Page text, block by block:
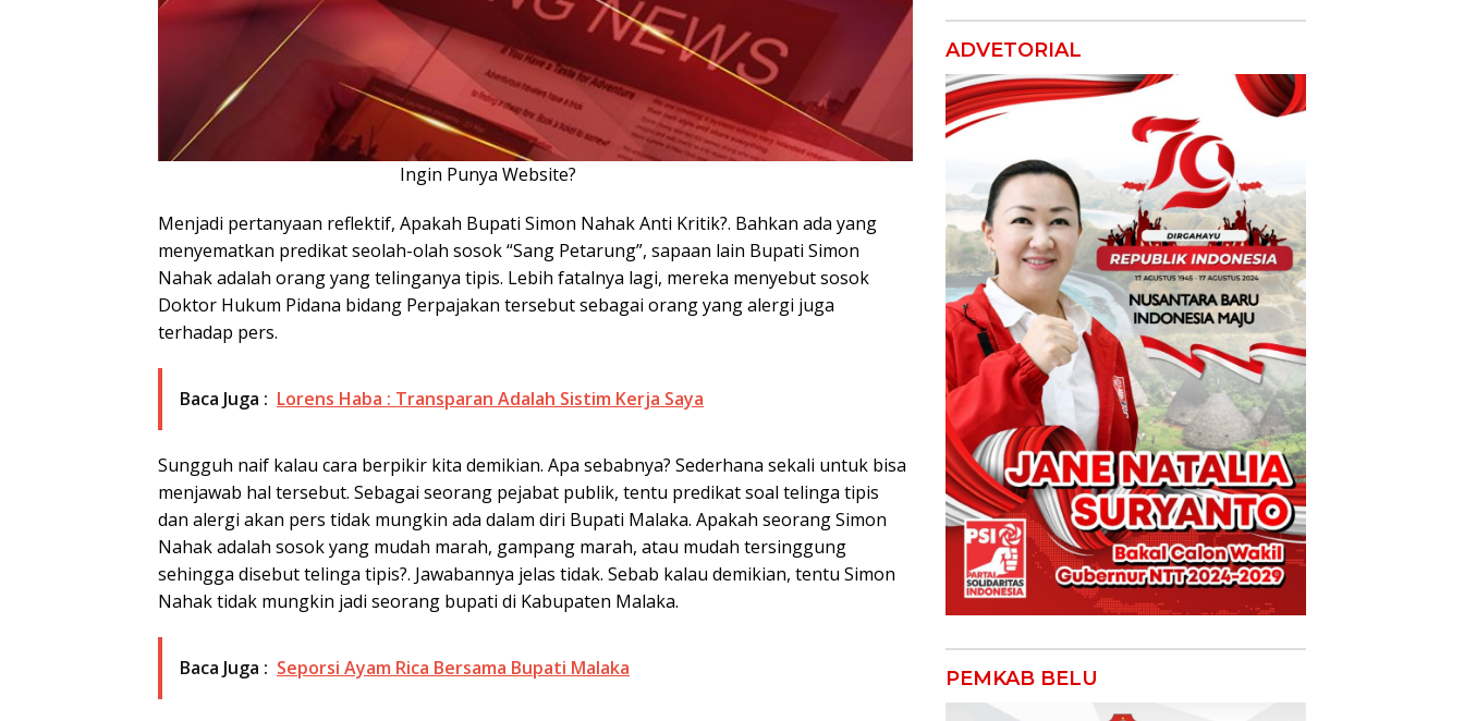
Ingin Punya Website?
Menjadi pertanyaan reflektif, Apakah Bupati Simon Nahak Anti Kritik?. Bahkan ada yang
menyematkan predikat seolah-olah sosok “Sang Petarung”, sapaan lain Bupati Simon
Nahak adalah orang yang telinganya tipis. Lebih fatalnya lagi, mereka menyebut sosok
Doktor Hukum Pidana bidang Perpajakan tersebut sebagai orang yang alergi juga
terhadap pers.
Baca Juga : Lorens Haba : Transparan Adalah Sistim Kerja Saya
Sungguh naif kalau cara berpikir kita demikian. Apa sebabnya? Sederhana sekali untuk bisa
menjawab hal tersebut. Sebagai seorang pejabat publik, tentu predikat soal telinga tipis
dan alergi akan pers tidak mungkin ada dalam diri Bupati Malaka. Apakah seorang Simon
Nahak adalah sosok yang mudah marah, gampang marah, atau mudah tersinggung
sehingga disebut telinga tipis?. Jawabannya jelas tidak. Sebab kalau demikian, tentu Simon
Nahak tidak mungkin jadi seorang bupati di Kabupaten Malaka.
Baca Juga : Seporsi Ayam Rica Bersama Bupati Malaka
ADVETORIAL
PEMKAB BELU